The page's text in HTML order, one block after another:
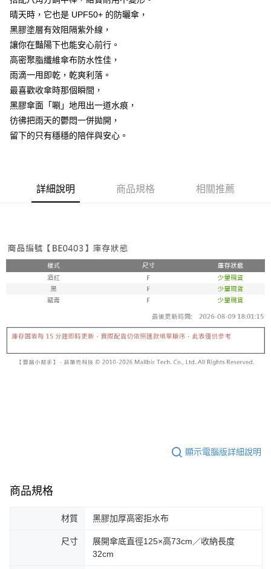
易，需依本服務之必要範圍內提供個人資料，並將交易相關給付款項請求債
權轉讓予恩沛科技股份有限公司。
２．關於個人資料處理事宜，請瀏覽以下網址：
３．未成年的使用者請事先徵得法定代理人或監護人之同意方可使用
「AFTEE先享後付」，若未經同意申辦者引起之損失，本公司不負相關責
任。
４．使用「AFTEE先享後付」時，將依據個別帳號之用戶狀況，依本公司即
時審查核予不同之上限額度；若仍有額度不足之情形，本公司將視審查結果
請求用戶進行身份認證。
恩沛科技股份有限公司將有權停止該用戶之使用額度並採取法律行動。
晴天時，它也是 UPF50+ 的防曬傘，
黑膠塗層有效阻隔紫外線，
讓你在豔陽下也能安心前行。
高密聚脂纖維傘布防水性佳，
雨滴一甩即乾，乾爽利落。
最喜歡收傘時那個瞬間，
黑膠傘面「唰」地甩出一道水痕，
彷彿把雨天的鬱悶一併拋開，
留下的只有穩穩的陪伴與安心。
詳細說明 商品規格 相關推薦
顯示電腦版詳細說明
商品規格
材質 黑膠加厚高密拒水布
尺寸
展開傘底直徑125×高73cm／收納長度
32cm